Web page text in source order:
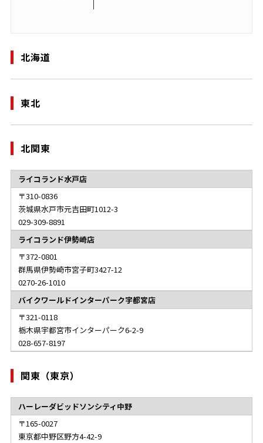
北海道
東北
北関東
ライコランド水戸店
310-0836
茨城県水戸市元吉田町1012-3
029-309-8891
ライコランド伊勢崎店
372-0801
群馬県伊勢崎市宮子町3427-12
0270-26-1010
バイクワールドインターパーク宇都宮店
321-0118
栃木県宇都宮市インターパーク6-2-9
028-657-8197
関東（東京）
ハーレーダビッドソンシティ中野
165-0027
東京都中野区野方4-42-9